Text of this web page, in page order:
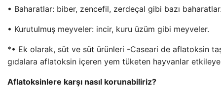
• Baharatlar: biber, zencefil, zerdeçal gibi bazı
• Kurutulmuş meyveler: incir, kuru üzüm gibi meyveler.
*• Ek olarak, süt ve süt ürünleri -Caseari de aflatoksin
gıdalara aflatoksin içeren yem tüketen hayvanlar
Aflatoksinlere karşı nasıl korunabiliriz?